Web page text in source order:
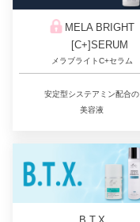
MELA BRIGHT
[C+]SERUM
メラブライトC+セラム
安定型システアミン配合の
美容液